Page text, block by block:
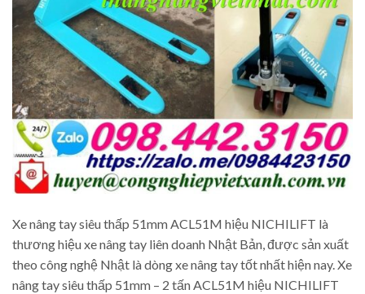
Xe nâng tay siêu thấp 51mm ACL51M hiệu NICHILIFT là
thương hiệu xe nâng tay liên doanh Nhật Bản, được sản xuất
theo công nghệ Nhật là dòng xe nâng tay tốt nhất hiện nay. Xe
nâng tay siêu thấp 51mm – 2 tấn ACL51M hiệu NICHILIFT